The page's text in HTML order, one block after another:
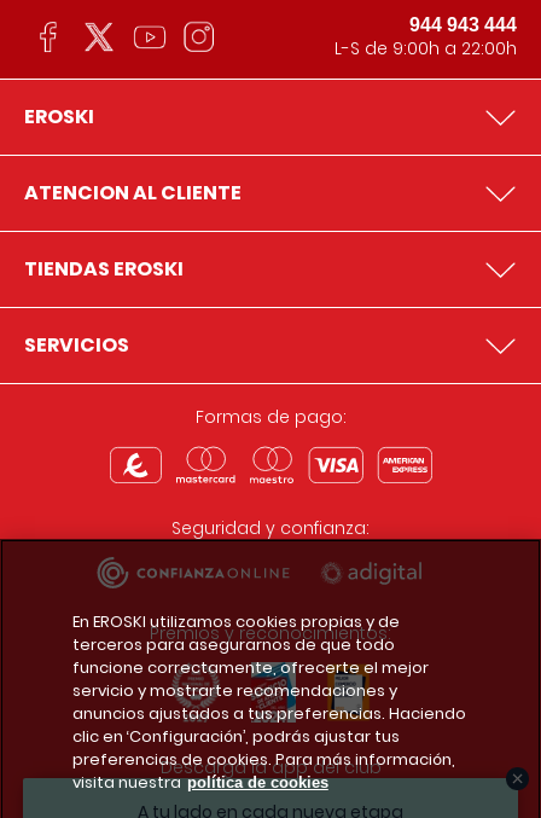
A tu lado en cada nueva etapa
944 943 444
L-S de 9:00h a 22:00h
EROSKI
ATENCION AL CLIENTE
TIENDAS EROSKI
SERVICIOS
Formas de pago:
Seguridad y confianza:
Premios y reconocimientos:
Descarga la app del club
En EROSKI utilizamos cookies propias y de
terceros para asegurarnos de que todo
funcione correctamente, ofrecerte el mejor
servicio y mostrarte recomendaciones y
anuncios ajustados a tus preferencias. Haciendo
clic en ‘Configuración’, podrás ajustar tus
preferencias de cookies. Para más información,
visita nuestra política de cookies